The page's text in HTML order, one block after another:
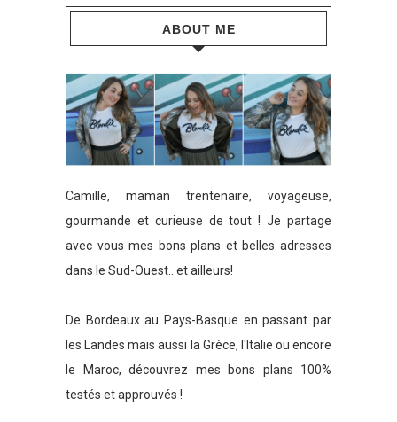
ABOUT ME
Camille, maman trentenaire, voyageuse,
gourmande et curieuse de tout ! Je partage
avec vous mes bons plans et belles adresses
dans le Sud-Ouest.. et ailleurs!
De Bordeaux au Pays-Basque en passant par
les Landes mais aussi la Grèce, l'Italie ou encore
le Maroc, découvrez mes bons plans 100%
testés et approuvés !